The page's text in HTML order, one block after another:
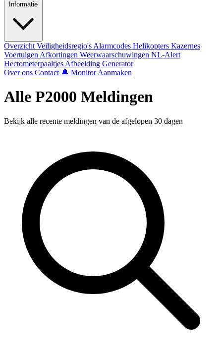
Informatie
Overzicht Veiligheidsregio's Alarmcodes Helikopters Kazernes
Voertuigen Afkortingen Weerwaarschuwingen NL-Alert
Hectometerpaaltjes Afbeelding Generator
Over ons Contact 🔔 Monitor Aanmaken
Alle P2000 Meldingen
Bekijk alle recente meldingen van de afgelopen 30 dagen